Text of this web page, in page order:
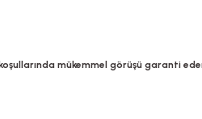
mükemmel görüşü garanti